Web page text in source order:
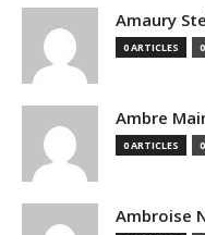
Amaury
0 ARTICLES
Ambre
0 ARTICLES
Ambroise